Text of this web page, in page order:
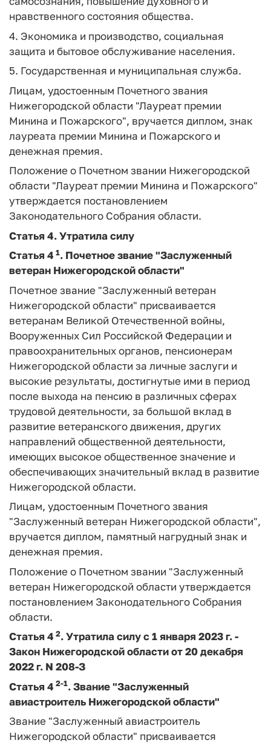
нравственного состояния общества.
4. Экономика и производство, социальная
защита и бытовое обслуживание населения.
5. Государственная и муниципальная служба.
Лицам, удостоенным Почетного звания
Нижегородской области "Лауреат премии
Минина и Пожарского", вручается диплом, знак
лауреата премии Минина и Пожарского и
денежная премия.
Положение о Почетном звании Нижегородской
области "Лауреат премии Минина и Пожарского"
утверждается постановлением
Законодательного Собрания области.
Статья 4.Утратила силу
Статья 4 1. Почетное звание "Заслуженный
ветеран Нижегородской области"
Почетное звание "Заслуженный ветеран
Нижегородской области" присваивается
ветеранам Великой Отечественной войны,
Вооруженных Сил Российской Федерации и
правоохранительных органов, пенсионерам
Нижегородской области за личные заслуги и
высокие результаты, достигнутые ими в период
после выхода на пенсию в различных сферах
трудовой деятельности, за большой вклад в
развитие ветеранского движения, других
направлений общественной деятельности,
имеющих высокое общественное значение и
обеспечивающих значительный вклад в развитие
Нижегородской области.
Лицам, удостоенным Почетного звания
"Заслуженный ветеран Нижегородской области",
вручается диплом, памятный нагрудный знак и
денежная премия.
Положение о Почетном звании "Заслуженный
ветеран Нижегородской области утверждается
постановлением Законодательного Собрания
области.
Статья 4 2.Утратила силу с 1 января 2023 г. -
Закон Нижегородской области от 20 декабря
2022 г. N 208-З
Статья 4 2-1.Звание "Заслуженный
авиастроитель Нижегородской области"
Звание "Заслуженный авиастроитель
Нижегородской области" присваивается